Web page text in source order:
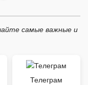
самые важные и
Телеграм